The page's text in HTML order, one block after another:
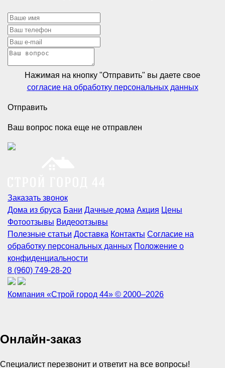
Нажимая на кнопку "Отправить" вы даете свое
согласие на обработку персональных данных
Отправить
Ваш вопрос пока еще не отправлен
Заказать звонок
Дома из бруса Бани Дачные дома Акция Цены
Фотоотзывы Видеоотзывы
Полезные статьи Доставка Контакты Согласие на
обработку персональных данных Положение о
конфиденциальности
8 (960) 749-28-20
Компания «Строй город 44» © 2000–2026
Онлайн-заказ
Специалист перезвонит и ответит на все вопросы!